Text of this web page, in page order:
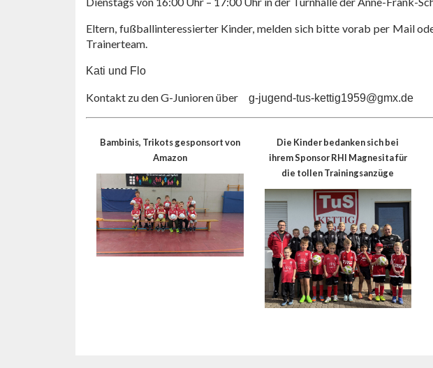
Eltern, fußballinteressierter Kinder, melden sich bitte vorab per Mail
Trainerteam.
Kati und Flo
Kontakt zu den G-Junioren über g-jugend-tus-kettig1959@gmx.de
Bambinis, Trikots gesponsort von
Amazon
Die Kinder bedanken sich bei
ihrem Sponsor RHI Magnesita für
die tollen Trainingsanzüge